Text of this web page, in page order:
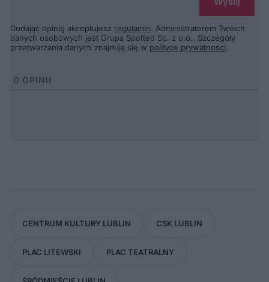
Dodając opinię akceptujesz regulamin. Administratorem Twoich
danych osobowych jest Grupa Spotted Sp. z o.o.. Szczegóły
przetwarzania danych znajdują się w polityce prywatności.
0 OPINII
CENTRUM KULTURY LUBLIN CSK LUBLIN
PLAC LITEWSKI PLAC TEATRALNY